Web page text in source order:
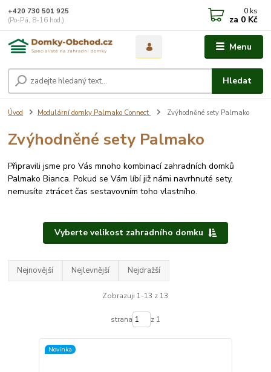
Menu
Hledat
+420 730 501 925
(Po-Pá, 8-16 hod.)
0 ks
za 0 Kč
Úvod Modulární domky Palmako Connect Zvýhodněné sety Palmako
Zvýhodněné sety Palmako
Připravili jsme pro Vás mnoho kombinací zahradních domků
Palmako Bianca. Pokud se Vám líbí již námi navrhnuté sety,
nemusíte ztrácet čas sestavovním toho vlastního.
Vyberte velikost zahradního domku
Nejnovější Nejlevnější Nejdražší
Zobrazuji 1-13 z 13
strana z 1
Novinka